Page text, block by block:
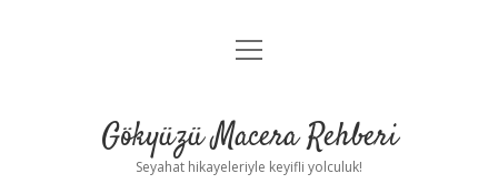
Anasayfa
Yasal Uyarı
menüyü
Gökyüzü Macera Rehberi
Seyahat hikayeleriyle keyifli yolculuk!